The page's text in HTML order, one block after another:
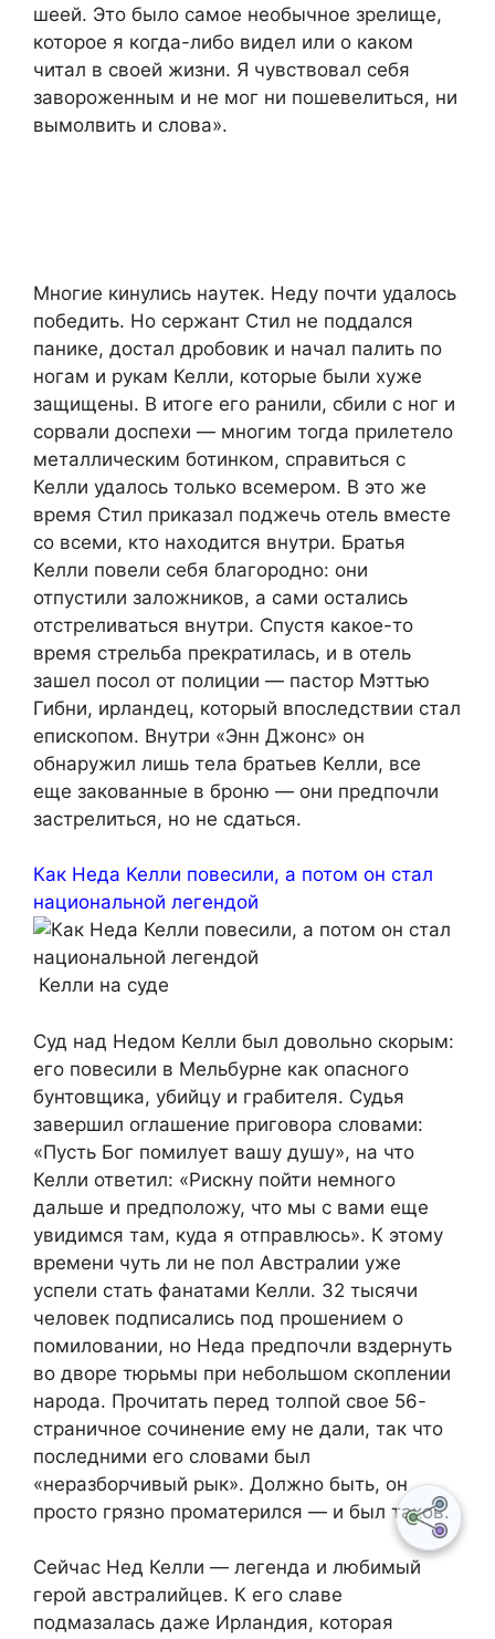
шеей. Это было самое необычное зрелище,
которое я когда-либо видел или о каком
читал в своей жизни. Я чувствовал себя
завороженным и не мог ни пошевелиться, ни
вымолвить и слова».
Многие кинулись наутек. Неду почти удалось
победить. Но сержант Стил не поддался
панике, достал дробовик и начал палить по
ногам и рукам Келли, которые были хуже
защищены. В итоге его ранили, сбили с ног и
сорвали доспехи — многим тогда прилетело
металлическим ботинком, справиться с
Келли удалось только всемером. В это же
время Стил приказал поджечь отель вместе
со всеми, кто находится внутри. Братья
Келли повели себя благородно: они
отпустили заложников, а сами остались
отстреливаться внутри. Спустя какое-то
время стрельба прекратилась, и в отель
зашел посол от полиции — пастор Мэттью
Гибни, ирландец, который впоследствии стал
епископом. Внутри «Энн Джонс» он
обнаружил лишь тела братьев Келли, все
еще закованные в броню — они предпочли
застрелиться, но не сдаться.
Как Неда Келли повесили, а потом он стал
национальной легендой
Келли на суде
Суд над Недом Келли был довольно скорым:
его повесили в Мельбурне как опасного
бунтовщика, убийцу и грабителя. Судья
завершил оглашение приговора словами:
«Пусть Бог помилует вашу душу», на что
Келли ответил: «Рискну пойти немного
дальше и предположу, что мы с вами еще
увидимся там, куда я отправлюсь». К этому
времени чуть ли не пол Австралии уже
успели стать фанатами Келли. 32 тысячи
человек подписались под прошением о
помиловании, но Неда предпочли вздернуть
во дворе тюрьмы при небольшом скоплении
народа. Прочитать перед толпой свое 56-
страничное сочинение ему не дали, так что
последними его словами был
«неразборчивый рык». Должно быть, он
просто грязно проматерился — и был таков.
Сейчас Нед Келли — легенда и любимый
герой австралийцев. К его славе
подмазалась даже Ирландия, которая